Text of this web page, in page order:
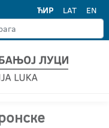
ЋИР LAT EN